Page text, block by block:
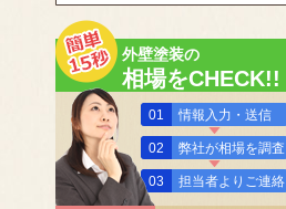
外壁塗装の
相場をCHECK!!
01 情報入力・送信
02 弊社が相場を調査
03 担当者よりご連絡